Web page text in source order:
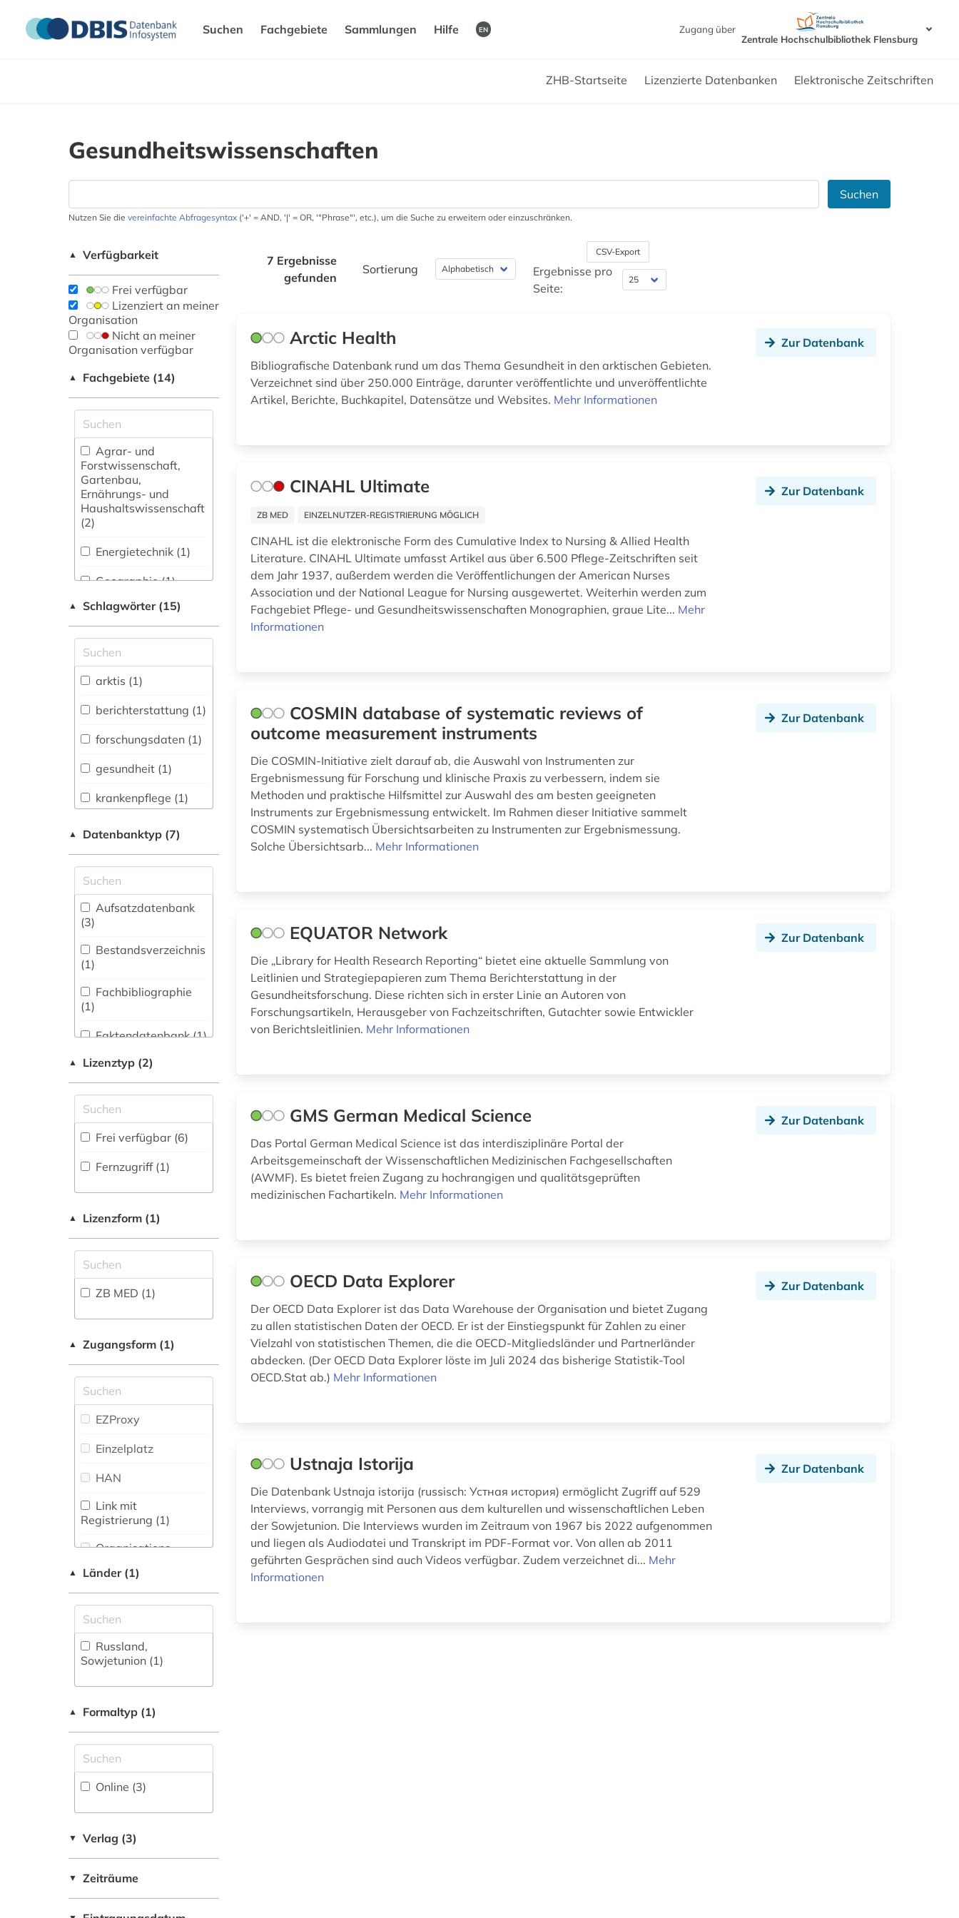
Suchen Fachgebiete Sammlungen Hilfe EN
Zugang über
Zentrale Hochschulbibliothek Flensburg
ZHB-Startseite Lizenzierte Datenbanken Elektronische Zeitschriften
Gesundheitswissenschaften
Suchen
Nutzen Sie die vereinfachte Abfragesyntax ('+' = AND, '|' = OR, '"Phrase"', etc.), um die Suche zu erweitern oder einzuschränken.
▲ Verfügbarkeit
Frei verfügbar
Lizenziert an meiner
Organisation
Nicht an meiner
Organisation verfügbar
▲ Fachgebiete (14)
Agrar- und
Forstwissenschaft,
Gartenbau,
Ernährungs- und
Haushaltswissenschaft
(2)
Energietechnik (1)
Geographie (1)
Gesundheitswissenschaften
(7)
Medizin (6)
Umweltschutz (1)
Pädagogik (1)
Politologie (1)
Psychologie (1)
(1)
Slavistik (1)
Soziologie (2)
(1)
Wissenschaftskunde,
Forschung, Hochschul-,
▲ Schlagwörter (15)
arktis (1)
berichterstattung (1)
forschungsdaten (1)
gesundheit (1)
krankenpflege (1)
medizin (1)
medizinisches
instrument (1)
messgerät (1)
oecd (1)
one health (1)
pflegewissenschaft
(1)
sowjetunion (1)
statistische
datenbank (1)
wissenschaftsgeschichte
(1)
▲ Datenbanktyp (7)
Aufsatzdatenbank
(3)
Bestandsverzeichnis
(1)
Fachbibliographie
(1)
Faktendatenbank (1)
Portal (2)
Sammlung Nicht-
Textueller-Materialien
(1)
Volltextdatenbank
(2
▲ Lizenztyp (2)
Frei verfügbar (6)
Fernzugriff (1)
▲ Lizenzform (1)
ZB MED (1)
▲ Zugangsform (1)
EZProxy
Einzelplatz
HAN
Link mit
Registrierung (1)
Organisations-
Shibboleth
Zugriff vor Ort
▲ Länder (1)
Russland,
Sowjetunion (1)
▲ Formaltyp (1)
Online (3)
▼ Verlag (3)
▼ Zeiträume
7 Ergebnisse
gefunden
Sortierung
CSV-Export
Ergebnisse pro
Seite:
Arctic Health
Bibliografische Datenbank rund um das Thema Gesundheit in den arktischen Gebieten.
Verzeichnet sind über 250.000 Einträge, darunter veröffentlichte und unveröffentlichte
Artikel, Berichte, Buchkapitel, Datensätze und Websites. Mehr Informationen
Zur Datenbank
CINAHL Ultimate
ZB MED EINZELNUTZER-REGISTRIERUNG MÖGLICH
CINAHL ist die elektronische Form des Cumulative Index to Nursing & Allied Health
Literature. CINAHL Ultimate umfasst Artikel aus über 6.500 Pflege-Zeitschriften seit
dem Jahr 1937, außerdem werden die Veröffentlichungen der American Nurses
Association und der National League for Nursing ausgewertet. Weiterhin werden zum
Fachgebiet Pflege- und Gesundheitswissenschaften Monographien, graue Lite... Mehr
Informationen
Zur Datenbank
COSMIN database of systematic reviews of
outcome measurement instruments
Die COSMIN-Initiative zielt darauf ab, die Auswahl von Instrumenten zur
Ergebnismessung für Forschung und klinische Praxis zu verbessern, indem sie
Methoden und praktische Hilfsmittel zur Auswahl des am besten geeigneten
Instruments zur Ergebnismessung entwickelt. Im Rahmen dieser Initiative sammelt
COSMIN systematisch Übersichtsarbeiten zu Instrumenten zur Ergebnismessung.
Solche Übersichtsarb... Mehr Informationen
Zur Datenbank
EQUATOR Network
Die „Library for Health Research Reporting“ bietet eine aktuelle Sammlung von
Leitlinien und Strategiepapieren zum Thema Berichterstattung in der
Gesundheitsforschung. Diese richten sich in erster Linie an Autoren von
Forschungsartikeln, Herausgeber von Fachzeitschriften, Gutachter sowie Entwickler
von Berichtsleitlinien. Mehr Informationen
Zur Datenbank
GMS German Medical Science
Das Portal German Medical Science ist das interdisziplinäre Portal der
Arbeitsgemeinschaft der Wissenschaftlichen Medizinischen Fachgesellschaften
(AWMF). Es bietet freien Zugang zu hochrangigen und qualitätsgeprüften
medizinischen Fachartikeln. Mehr Informationen
Zur Datenbank
OECD Data Explorer
Der OECD Data Explorer ist das Data Warehouse der Organisation und bietet Zugang
zu allen statistischen Daten der OECD. Er ist der Einstiegspunkt für Zahlen zu einer
Vielzahl von statistischen Themen, die die OECD-Mitgliedsländer und Partnerländer
abdecken. (Der OECD Data Explorer löste im Juli 2024 das bisherige Statistik-Tool
OECD.Stat ab.) Mehr Informationen
Zur Datenbank
Ustnaja Istorija
Die Datenbank Ustnaja istorija (russisch: Устная история) ermöglicht Zugriff auf 529
Interviews, vorrangig mit Personen aus dem kulturellen und wissenschaftlichen Leben
der Sowjetunion. Die Interviews wurden im Zeitraum von 1967 bis 2022 aufgenommen
und liegen als Audiodatei und Transkript im PDF-Format vor. Von allen ab 2011
geführten Gesprächen sind auch Videos verfügbar. Zudem verzeichnet di... Mehr
Informationen
Zur Datenbank